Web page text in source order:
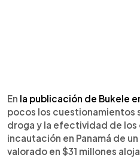
En la publicación de Bukele
pocos los cuestionamientos
droga y la efectividad de
incautación en Panamá de
valorado en $31 millones